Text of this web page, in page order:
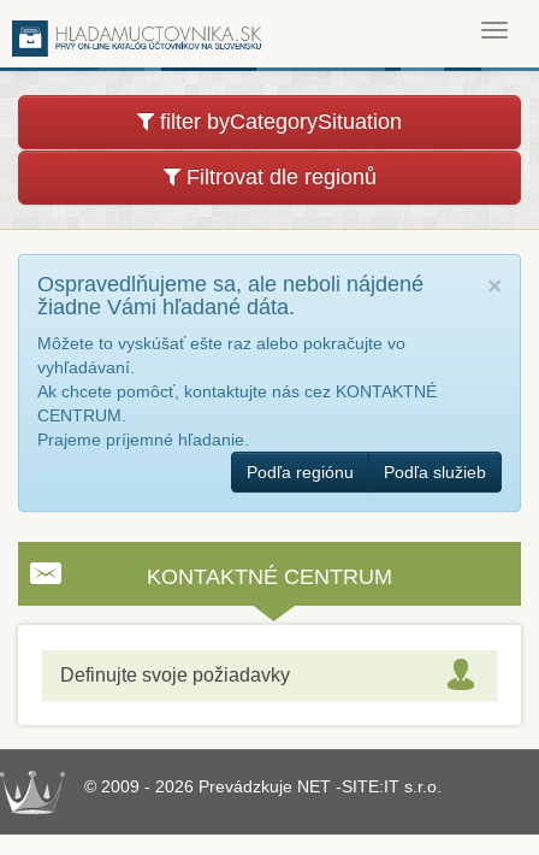
filter byCategorySituation
Filtrovat dle regionů
×
Ospravedlňujeme sa, ale neboli nájdené
žiadne Vámi hľadané dáta.
Môžete to vyskúšať ešte raz alebo pokračujte vo
vyhľadávaní.
Ak chcete pomôcť, kontaktujte nás cez KONTAKTNÉ
CENTRUM.
Prajeme príjemné hľadanie.
Podľa regiónu
Podľa služieb
KONTAKTNÉ CENTRUM
Definujte svoje požiadavky
© 2009 - 2026 Prevádzkuje NET -SITE:IT s.r.o.